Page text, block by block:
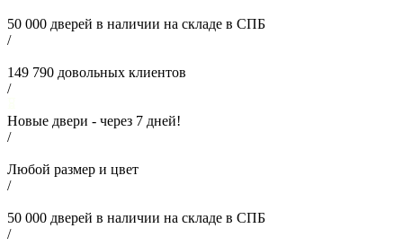
50 000 дверей в наличии на складе в СПБ
/
149 790 довольных клиентов
/
Новые двери - через 7 дней!
/
Любой размер и цвет
/
50 000 дверей в наличии на складе в СПБ
/